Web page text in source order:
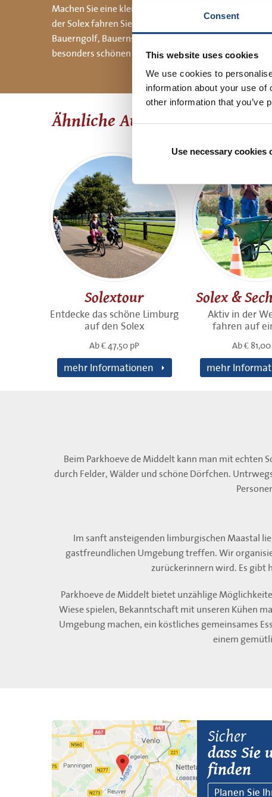
Consent
This website uses cookies
We use cookies to
information about your use
other information that you’ve
Use necessary cookies
Machen Sie eine kleine Tour mit Freunden auf Solex-
der Solex fahren Sie quer durch die
Bauerngolf, Bauernspielen oder dem Bauern-
besonders schönen Strecke durch Felder und
Ähnliche Ausflüge
Solextour
Entdecke das schöne Limburg
auf den Solex
Ab € 47,50 pP
mehr Informationen
Solex &
Aktiv in der
fahren auf
Ab €
mehr
Beim Parkhoeve de Middelt kann man mit echten
durch Felder, Wälder und schöne Dörfchen.
Im sanft ansteigenden limburgischen Maastal
gastfreundlichen Umgebung treffen. Wir
zurückerinnern wird. Es gibt
Parkhoeve de Middelt bietet unzählige
Wiese spielen, Bekanntschaft mit unseren Kühen
Umgebung machen, ein köstliches gemeinsames
einem
Sicher
dass Sie
finden
Planen Sie